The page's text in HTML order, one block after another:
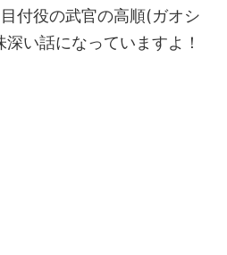
付役の武官の高順(ガオシ
い話になっていますよ！